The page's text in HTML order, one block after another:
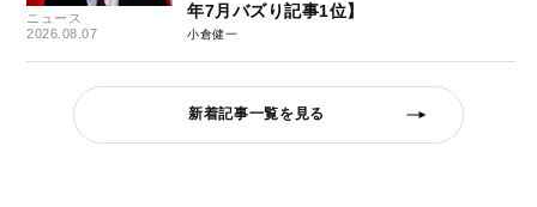
ニュース
2026.08.07
年7月バズり記事1位】
小倉健一
新着記事一覧を見る